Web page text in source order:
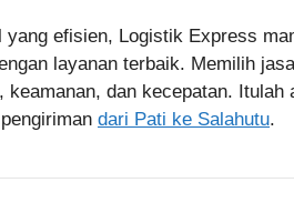
efisien, Logistik Express
layanan terbaik. Memilih
dan kecepatan. Itulah
dari Pati ke Salahutu.